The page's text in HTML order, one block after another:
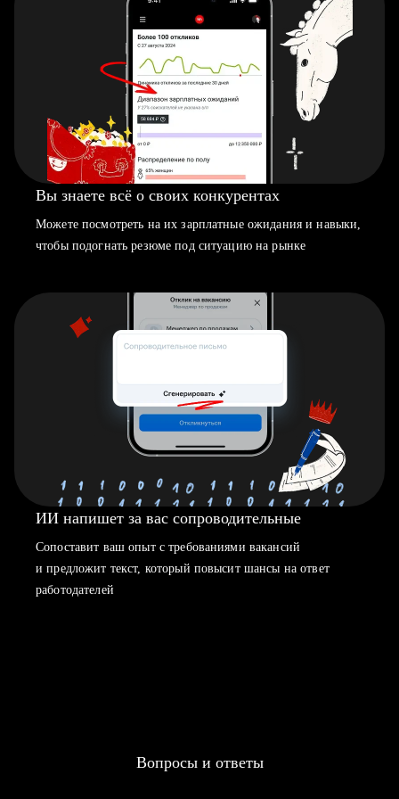
Вы знаете всё о своих конкурентах
Можете посмотреть на их зарплатные ожидания и навыки,
чтобы подогнать резюме под ситуацию на рынке
ИИ напишет за вас сопроводительные
Сопоставит ваш опыт с требованиями вакансий
и предложит текст, который повысит шансы на ответ
работодателей
Вопросы и ответы